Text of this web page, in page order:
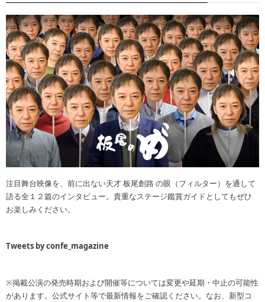
注目舞台映像を、前に出ない天才 板尾創路 の眼（フィルター）を通して
語る全１２篇のインタビュー。貴重なステージ鑑賞ガイドとしてもぜひ
お楽しみください。
Tweets by confe_magazine
※掲載公演の発売時期および開催等については変更や延期・中止の可能性
があります。公式サイト等で最新情報をご確認ください。なお、新型コ